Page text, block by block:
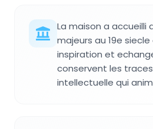
La maison a accueilli
majeurs au 19e
inspiration et
conservent les
intellectuelle qui